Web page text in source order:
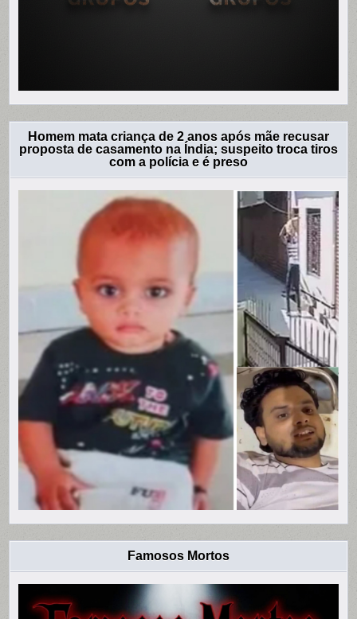
Homem mata criança de 2 anos após mãe recusar
proposta de casamento na Índia; suspeito troca tiros
com a polícia e é preso
Famosos Mortos